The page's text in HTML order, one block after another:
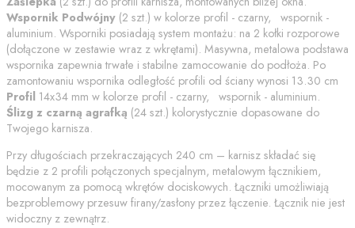
Wspornik Podwójny (2 szt.) w kolorze profil - czarny, wspornik -
aluminium. Wsporniki posiadają system montażu: na 2 kołki rozporowe
(dołączone w zestawie wraz z wkrętami). Masywna, metalowa podstawa
wspornika zapewnia trwałe i stabilne zamocowanie do podłoża. Po
zamontowaniu wspornika odległość profili od ściany wynosi 13.30 cm
Profil 14x34 mm w kolorze profil - czarny, wspornik - aluminium.
Ślizg z czarną agrafką (24 szt.) kolorystycznie dopasowane do
Twojego karnisza.
Przy długościach przekraczających 240 cm – karnisz składać się
będzie z 2 profili połączonych specjalnym, metalowym łącznikiem,
mocowanym za pomocą wkrętów dociskowych. Łączniki umożliwiają
bezproblemowy przesuw firany/zasłony przez łączenie. Łącznik nie jest
widoczny z zewnątrz.